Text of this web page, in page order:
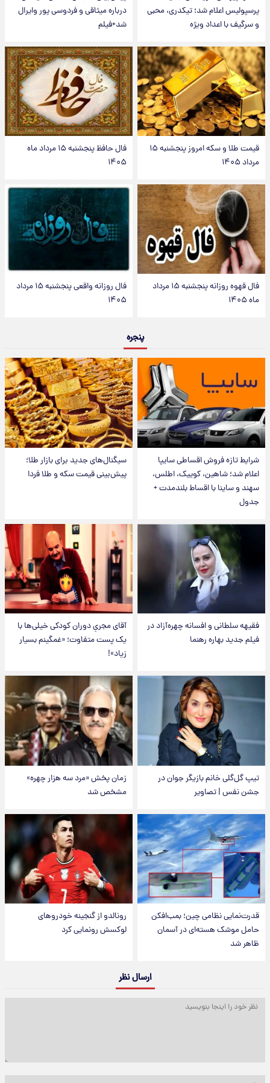
پرسپولیس اعلام شد؛ تیکدری، محبی
و سرگیف با اعداد ویژه
درباره میثاقی و فردوسی پور وایرال
شد+فیلم
قیمت طلا و سکه امروز پنجشنبه ۱۵
مرداد ۱۴۰۵
فال حافظ پنجشنبه ۱۵ مرداد ماه
۱۴۰۵
فال قهوه روزانه پنجشنبه ۱۵ مرداد
ماه ۱۴۰۵
فال روزانه واقعی پنجشنبه ۱۵ مرداد
۱۴۰۵
پنجره
شرایط تازه فروش اقساطی سایپا
اعلام شد؛ شاهین، کوییک، اطلس،
سهند و ساینا با اقساط بلندمدت +
جدول
سیگنال‌های جدید برای بازار طلا؛
پیش‌بینی قیمت سکه و طلا فردا
فقیهه سلطانی و افسانه چهره‌آزاد در
فیلم جدید بهاره رهنما
آقای مجریِ دوران کودکی خیلی‌ها با
یک پست متفاوت؛ «غمگینم بسیار
زیاد»!
تیپ گل‌گلی خانم بازیگر جوان در
جشن نفس | تصاویر
زمان پخش «مرد سه هزار چهره»
مشخص شد
قدرت‌نمایی نظامی چین؛ بمب‌افکن
حامل موشک هسته‌ای در آسمان
ظاهر شد
رونالدو از گنجینه خودروهای
لوکسش رونمایی کرد
ارسال نظر